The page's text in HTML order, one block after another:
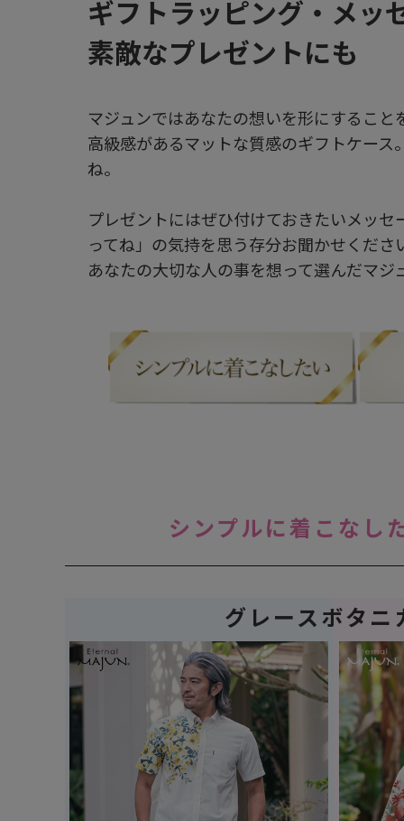
ギフトラッピング・メッ
素敵なプレゼントにも
マジュンではあなたの想いを形にするこ
高級感があるマットな質感のギフトケー
ね。
プレゼントにはぜひ付けておきたいメッ
ってね」の気持を思う存分お聞かせくださ
あなたの大切な人の事を想って選んだマ
シンプルに着こなし
グレースボタニ